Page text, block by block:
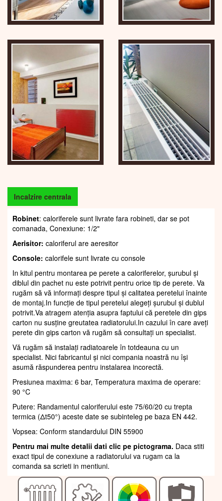
Incalzire centrala
Robinet: caloriferele sunt livrate fara robineti, dar se pot
comanada, Conexiune: 1/2"
Aerisitor: caloriferul are aeresitor
Console: calorifele sunt livrate cu console
In kitul pentru montarea pe perete a caloriferelor, șurubul și
diblul din pachet nu este potrivit pentru orice tip de perete. Va
rugăm să vă informați despre tipul și calitatea peretelui înainte
de montaj.In funcție de tipul peretelui alegeți șurubul și dublul
potrivit.Va atragem atenția asupra faptului că peretele din gips
carton nu susține greutatea radiatorului.In cazului în care aveți
perete din gips carton vă rugăm să consultați un specialist.
Vă rugăm să instalați radiatoarele în totdeauna cu un
specialist. Nici fabricantul și nici compania noastră nu își
asumă răspunderea pentru instalarea incorectă.
Presiunea maxima: 6 bar, Temperatura maxima de operare:
90 °C
Putere: Randamentul caloriferului este 75/60/20 cu trepta
termica (Δt50°) aceste date se subinteleg pe baza EN 442.
Vopsea: Conform standardului DIN 55900
Pentru mai multe detalii dati clic pe pictograma. Daca stiti
exact tipul de conexiune a radiatorului va rugam ca la
comanda sa scrieti in mentiuni.